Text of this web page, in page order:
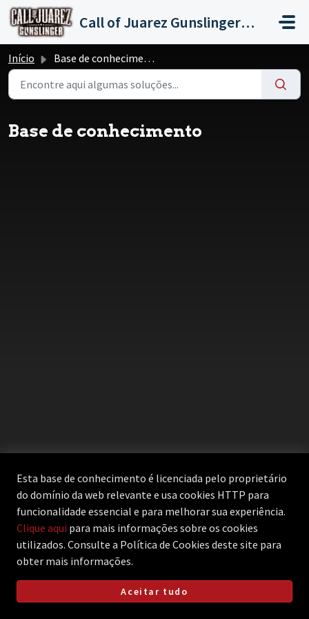
Ir para o conteúdo principal
Call of Juarez Gunslinger Switch
Início Base de conhecimento
Base de conhecimento
Software de helpdesk desenvolvido por Freshdesk
Política de
cookies
Esta base de conhecimento é licenciada pelo proprietário
do domínio da web relevante e usa cookies HTTP para
funcionalidade essencial e para melhorar sua experiência.
Clique aqui para mais informações sobre os cookies
utilizados. Consulte a Política de Cookies deste site para
obter mais informações.
Aceitar tudo